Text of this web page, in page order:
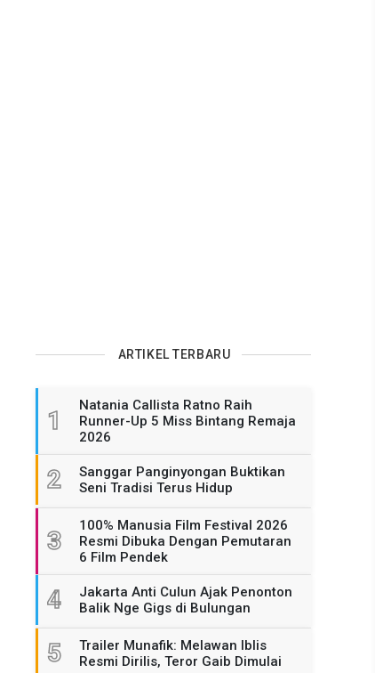
ARTIKEL TERBARU
1
Natania Callista Ratno Raih
Runner-Up 5 Miss Bintang Remaja
2026
2
Sanggar Panginyongan Buktikan
Seni Tradisi Terus Hidup
3
100% Manusia Film Festival 2026
Resmi Dibuka Dengan Pemutaran
6 Film Pendek
4
Jakarta Anti Culun Ajak Penonton
Balik Nge Gigs di Bulungan
5
Trailer Munafik: Melawan Iblis
Resmi Dirilis, Teror Gaib Dimulai